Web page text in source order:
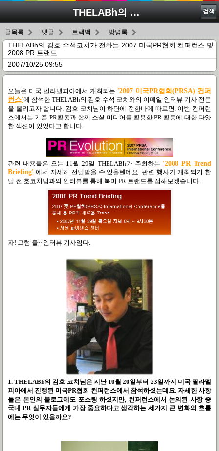
THELABh의 김호 수석코치가 전하는 2007 미국PR협회 컨퍼런스 및 2008 PR 트랜드 검색
글목록 댓글 트랙백 방명록
THELABh의 김호 수석코치가 전하는 2007 미국PR협회 컨퍼런스 및
2008 PR 트랜드
2007/10/25 09:55
오늘은 미국 필라델피아에서 개최되는 '2007 미국PR협회(PRSA) 컨퍼
런스'에 참석한 THELABh의 김호 수석 코치와의 이메일 인터뷰 기사 전문
을 올리고자 합니다. 김호 코치님이 하단에 전한바에 따르면, 이번 컨퍼런
스에서는 기존 PR활동과 함께 소셜 미디어를 활용한 PR 활동에 대한 다양
한 섹션이 있었다고 합니다.
관련 내용들은 오는 11월 29일 THELABh가 주최하는 '2008 PR Trend
Briefing' 에서 자세히 전달받을 수 있을텐데요. 관련 행사가 개최되기 한
달 전 호코치님과의 인터뷰를 통해 북미 PR 트랜드를 접해보겠습니다.
자! 그럼 즐~ 인터뷰 기사임다.
1. THELABh의 김호 코치님은 지난 10월 20일부터 23일까지 미국 필라델
피아에서 진행된 미국PR협회 컨퍼런스에서 참석하셨는데요. 자세한 사항
들은 본인의 블로그에도 포스팅 하셨지만, 컨퍼런스에서 논의된 사항 중
국내 PR 실무자들에게 가장 중요하다고 생각하는 세가지 큰 변화의 흐름
에는 무엇이 있을까요?